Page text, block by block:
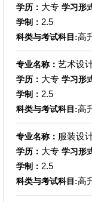
学历： 大专 学习形
学制： 2.5
科类与考试科目:高
专业名称： 艺术设
学历： 大专 学习形
学制： 2.5
科类与考试科目:高
专业名称： 服装设
学历： 大专 学习形
学制： 2.5
科类与考试科目:高